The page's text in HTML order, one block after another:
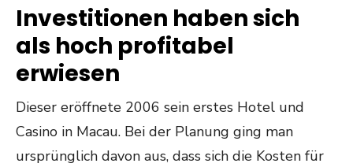
Investitionen haben sich
als hoch profitabel
erwiesen
Dieser eröffnete 2006 sein erstes Hotel und
Casino in Macau. Bei der Planung ging man
ursprünglich davon aus, dass sich die Kosten für